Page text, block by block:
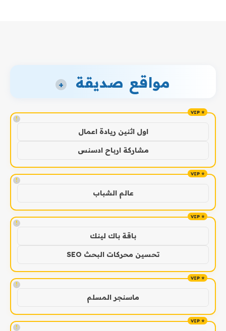
مواقع صديقة +
!
اول اثنين ريادة اعمال
مشاركة ارباح ادسنس
!
عالم الشباب
!
باقة باك لينك
تحسين محركات البحث SEO
!
ماسنجر المسلم
!